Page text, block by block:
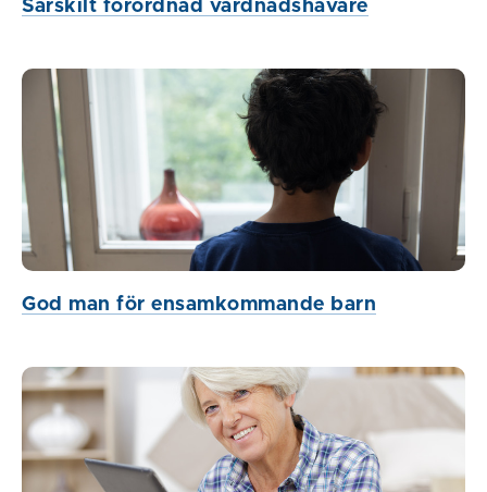
Särskilt förordnad vårdnadshavare
God man för ensamkommande barn